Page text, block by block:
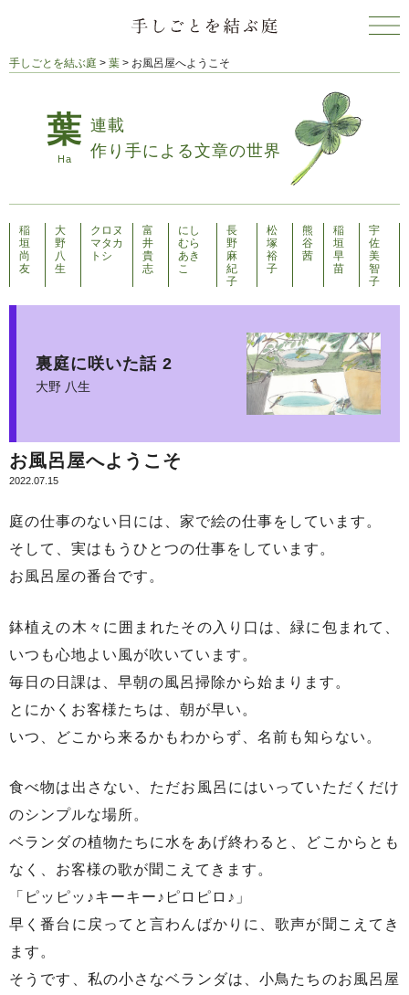
手しごとを結ぶ庭 > 葉 > お風呂屋へようこそ
連載
作り手による文章の世界
稲
垣
尚
友
大
野
八
生
クロヌ
マタカ
トシ
富
井
貴
志
にし
むら
あき
こ
長
野
麻
紀
子
松
塚
裕
子
熊
谷
茜
稲
垣
早
苗
宇
佐
美
智
子
裏庭に咲いた話 2
大野 八生
お風呂屋へようこそ
2022.07.15
庭の仕事のない日には、家で絵の仕事をしています。
そして、実はもうひとつの仕事をしています。
お風呂屋の番台です。
鉢植えの木々に囲まれたその入り口は、緑に包まれて、
いつも心地よい風が吹いています。
毎日の日課は、早朝の風呂掃除から始まります。
とにかくお客様たちは、朝が早い。
いつ、どこから来るかもわからず、名前も知らない。
食べ物は出さない、ただお風呂にはいっていただくだけ
のシンプルな場所。
ベランダの植物たちに水をあげ終わると、どこからとも
なく、お客様の歌が聞こえてきます。
「ピッピッ♪キーキー♪ピロピロ♪」
早く番台に戻ってと言わんばかりに、歌声が聞こえてき
ます。
そうです、私の小さなベランダは、小鳥たちのお風呂屋